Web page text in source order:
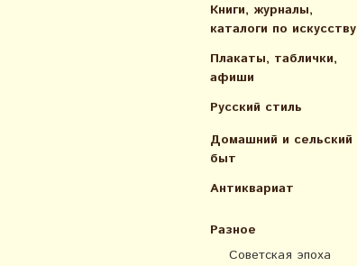
Книги, журналы,
каталоги по искусcтву
Плакаты, таблички,
афиши
Русский стиль
Домашний и сельский
быт
Антиквариат
Разное
Советская эпоха